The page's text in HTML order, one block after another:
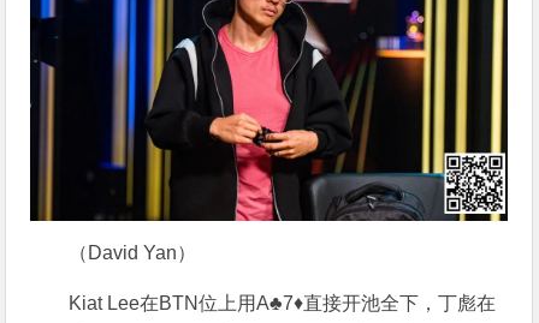
（David Yan）
Kiat Lee在BTN位上用A♣7♦直接开池全下，丁彪在